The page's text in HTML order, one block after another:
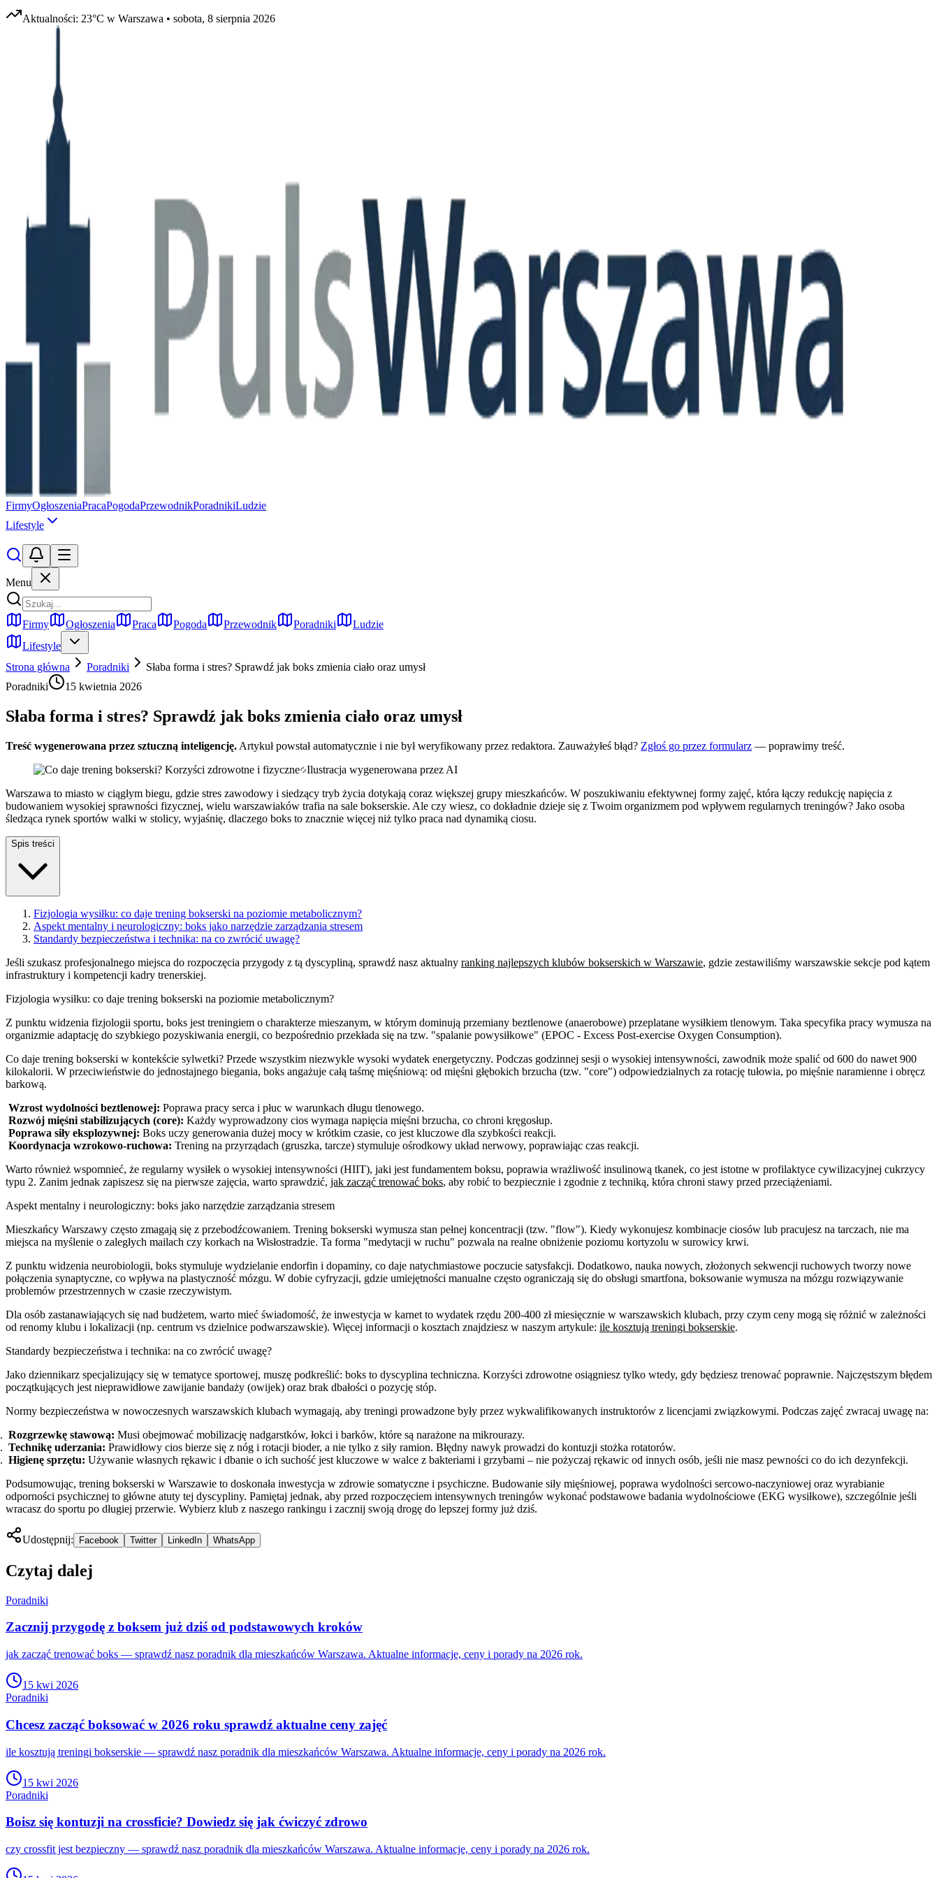
Aktualności: 23°C w Warszawa • sobota, 8 sierpnia 2026
FirmyOgłoszeniaPracaPogodaPrzewodnikPoradnikiLudzie
Lifestyle
Menu
Firmy Ogłoszenia Praca Pogoda Przewodnik Poradniki
Ludzie
Lifestyle
Strona główna
Poradniki
Słaba forma i stres? Sprawdź jak boks zmienia ciało oraz umysł
Poradniki
15 kwietnia 2026
Słaba forma i stres? Sprawdź jak boks zmienia ciało oraz umysł
Treść wygenerowana przez sztuczną inteligencję. Artykuł powstał automatycznie i nie był weryfikowany przez redaktora. Zauważyłeś błąd? Zgłoś go przez formularz — poprawimy treść.
Ilustracja wygenerowana przez AI
Warszawa to miasto w ciągłym biegu, gdzie stres zawodowy i siedzący tryb życia dotykają coraz większej grupy mieszkańców. W poszukiwaniu efektywnej formy zajęć, która łączy redukcję napięcia z
budowaniem wysokiej sprawności fizycznej, wielu warszawiaków trafia na sale bokserskie. Ale czy wiesz, co dokładnie dzieje się z Twoim organizmem pod wpływem regularnych treningów? Jako osoba
śledząca rynek sportów walki w stolicy, wyjaśnię, dlaczego boks to znacznie więcej niż tylko praca nad dynamiką ciosu.
Spis treści
Fizjologia wysiłku: co daje trening bokserski na poziomie metabolicznym?
Aspekt mentalny i neurologiczny: boks jako narzędzie zarządzania stresem
Standardy bezpieczeństwa i technika: na co zwrócić uwagę?
Jeśli szukasz profesjonalnego miejsca do rozpoczęcia przygody z tą dyscypliną, sprawdź nasz aktualny ranking najlepszych klubów bokserskich w Warszawie, gdzie zestawiliśmy warszawskie sekcje pod kątem
infrastruktury i kompetencji kadry trenerskiej.
Fizjologia wysiłku: co daje trening bokserski na poziomie metabolicznym?
Z punktu widzenia fizjologii sportu, boks jest treningiem o charakterze mieszanym, w którym dominują przemiany beztlenowe (anaerobowe) przeplatane wysiłkiem tlenowym. Taka specyfika pracy wymusza na
organizmie adaptację do szybkiego pozyskiwania energii, co bezpośrednio przekłada się na tzw. "spalanie powysiłkowe" (EPOC - Excess Post-exercise Oxygen Consumption).
Co daje trening bokserski w kontekście sylwetki? Przede wszystkim niezwykle wysoki wydatek energetyczny. Podczas godzinnej sesji o wysokiej intensywności, zawodnik może spalić od 600 do nawet 900
kilokalorii. W przeciwieństwie do jednostajnego biegania, boks angażuje całą taśmę mięśniową: od mięśni głębokich brzucha (tzw. "core") odpowiedzialnych za rotację tułowia, po mięśnie naramienne i obręcz
barkową.
Wzrost wydolności beztlenowej: Poprawa pracy serca i płuc w warunkach długu tlenowego.
Rozwój mięśni stabilizujących (core): Każdy wyprowadzony cios wymaga napięcia mięśni brzucha, co chroni kręgosłup.
Poprawa siły eksplozywnej: Boks uczy generowania dużej mocy w krótkim czasie, co jest kluczowe dla szybkości reakcji.
Koordynacja wzrokowo-ruchowa: Trening na przyrządach (gruszka, tarcze) stymuluje ośrodkowy układ nerwowy, poprawiając czas reakcji.
Warto również wspomnieć, że regularny wysiłek o wysokiej intensywności (HIIT), jaki jest fundamentem boksu, poprawia wrażliwość insulinową tkanek, co jest istotne w profilaktyce cywilizacyjnej cukrzycy
typu 2. Zanim jednak zapiszesz się na pierwsze zajęcia, warto sprawdzić, jak zacząć trenować boks, aby robić to bezpiecznie i zgodnie z techniką, która chroni stawy przed przeciążeniami.
Aspekt mentalny i neurologiczny: boks jako narzędzie zarządzania stresem
Mieszkańcy Warszawy często zmagają się z przebodźcowaniem. Trening bokserski wymusza stan pełnej koncentracji (tzw. "flow"). Kiedy wykonujesz kombinacje ciosów lub pracujesz na tarczach, nie ma
miejsca na myślenie o zaległych mailach czy korkach na Wisłostradzie. Ta forma "medytacji w ruchu" pozwala na realne obniżenie poziomu kortyzolu w surowicy krwi.
Z punktu widzenia neurobiologii, boks stymuluje wydzielanie endorfin i dopaminy, co daje natychmiastowe poczucie satysfakcji. Dodatkowo, nauka nowych, złożonych sekwencji ruchowych tworzy nowe
połączenia synaptyczne, co wpływa na plastyczność mózgu. W dobie cyfryzacji, gdzie umiejętności manualne często ograniczają się do obsługi smartfona, boksowanie wymusza na mózgu rozwiązywanie
problemów przestrzennych w czasie rzeczywistym.
Dla osób zastanawiających się nad budżetem, warto mieć świadomość, że inwestycja w karnet to wydatek rzędu 200-400 zł miesięcznie w warszawskich klubach, przy czym ceny mogą się różnić w zależności
od renomy klubu i lokalizacji (np. centrum vs dzielnice podwarszawskie). Więcej informacji o kosztach znajdziesz w naszym artykule: ile kosztują treningi bokserskie.
Standardy bezpieczeństwa i technika: na co zwrócić uwagę?
Jako dziennikarz specjalizujący się w tematyce sportowej, muszę podkreślić: boks to dyscyplina techniczna. Korzyści zdrowotne osiągniesz tylko wtedy, gdy będziesz trenować poprawnie. Najczęstszym błędem
początkujących jest nieprawidłowe zawijanie bandaży (owijek) oraz brak dbałości o pozycję stóp.
Normy bezpieczeństwa w nowoczesnych warszawskich klubach wymagają, aby treningi prowadzone były przez wykwalifikowanych instruktorów z licencjami związkowymi. Podczas zajęć zwracaj uwagę na:
Rozgrzewkę stawową: Musi obejmować mobilizację nadgarstków, łokci i barków, które są narażone na mikrourazy.
Technikę uderzania: Prawidłowy cios bierze się z nóg i rotacji bioder, a nie tylko z siły ramion. Błędny nawyk prowadzi do kontuzji stożka rotatorów.
Higienę sprzętu: Używanie własnych rękawic i dbanie o ich suchość jest kluczowe w walce z bakteriami i grzybami – nie pożyczaj rękawic od innych osób, jeśli nie masz pewności co do ich dezynfekcji.
Podsumowując, trening bokserski w Warszawie to doskonała inwestycja w zdrowie somatyczne i psychiczne. Budowanie siły mięśniowej, poprawa wydolności sercowo-naczyniowej oraz wyrabianie
odporności psychicznej to główne atuty tej dyscypliny. Pamiętaj jednak, aby przed rozpoczęciem intensywnych treningów wykonać podstawowe badania wydolnościowe (EKG wysiłkowe), szczególnie jeśli
wracasz do sportu po długiej przerwie. Wybierz klub z naszego rankingu i zacznij swoją drogę do lepszej formy już dziś.
Udostępnij: Facebook Twitter LinkedIn WhatsApp
Czytaj dalej
Poradniki
Zacznij przygodę z boksem już dziś od podstawowych kroków
jak zacząć trenować boks — sprawdź nasz poradnik dla mieszkańców Warszawa. Aktualne informacje, ceny i porady na 2026 rok.
15 kwi 2026
Poradniki
Chcesz zacząć boksować w 2026 roku sprawdź aktualne ceny zajęć
ile kosztują treningi bokserskie — sprawdź nasz poradnik dla mieszkańców Warszawa. Aktualne informacje, ceny i porady na 2026 rok.
15 kwi 2026
Poradniki
Boisz się kontuzji na crossficie? Dowiedz się jak ćwiczyć zdrowo
czy crossfit jest bezpieczny — sprawdź nasz poradnik dla mieszkańców Warszawa. Aktualne informacje, ceny i porady na 2026 rok.